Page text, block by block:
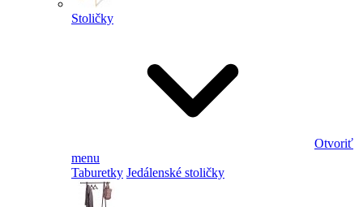
Stoličky
Otvoriť
menu
Taburetky Jedálenské stoličky